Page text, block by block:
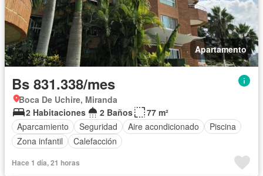
Apartamento
Bs 831.338/mes
Boca De Uchire, Miranda
2 Habitaciones
2 Baños
77 m²
Aparcamiento
Seguridad Aire acondicionado
Piscina
Zona infantil
Calefacción
Hace 1 día, 21 horas